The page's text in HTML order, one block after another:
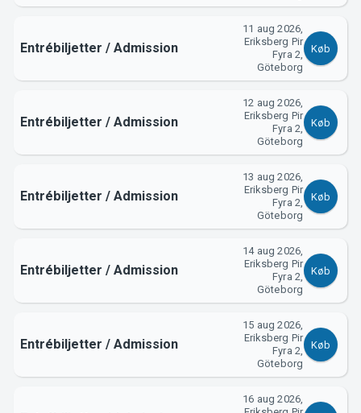
Entrébiljetter / Admission
11 aug 2026,
Eriksberg Pir
Fyra 2,
Göteborg
Køb
Entrébiljetter / Admission
12 aug 2026,
Eriksberg Pir
Fyra 2,
Göteborg
Køb
Entrébiljetter / Admission
13 aug 2026,
Eriksberg Pir
Fyra 2,
Göteborg
Køb
Entrébiljetter / Admission
14 aug 2026,
Eriksberg Pir
Fyra 2,
Göteborg
Køb
Entrébiljetter / Admission
15 aug 2026,
Eriksberg Pir
Fyra 2,
Göteborg
Køb
16 aug 2026,